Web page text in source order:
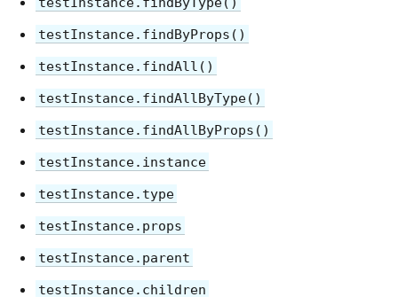
testInstance.findByProps()
testInstance.findAll()
testInstance.findAllByType()
testInstance.findAllByProps()
testInstance.instance
testInstance.type
testInstance.props
testInstance.parent
testInstance.children
Virtual DOM ed Interni